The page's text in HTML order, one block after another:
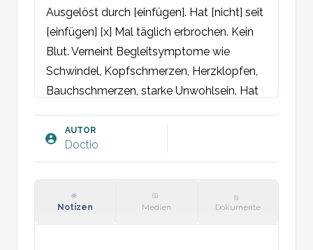
Ausgelöst durch [einfügen]. Hat [nicht] seit
[einfügen] [x] Mal täglich erbrochen. Kein
Blut. Verneint Begleitsymptome wie
Schwindel, Kopfschmerzen, Herzklopfen,
Bauchschmerzen, starke Unwohlsein. Hat
bemerkt. Normale Darmtätigkeit. Verneint
Obstipation. Normale Miktion.
Flüssigkeitsaufnahme:
AUTOR
Doctio
Notizen Medien Dokumente